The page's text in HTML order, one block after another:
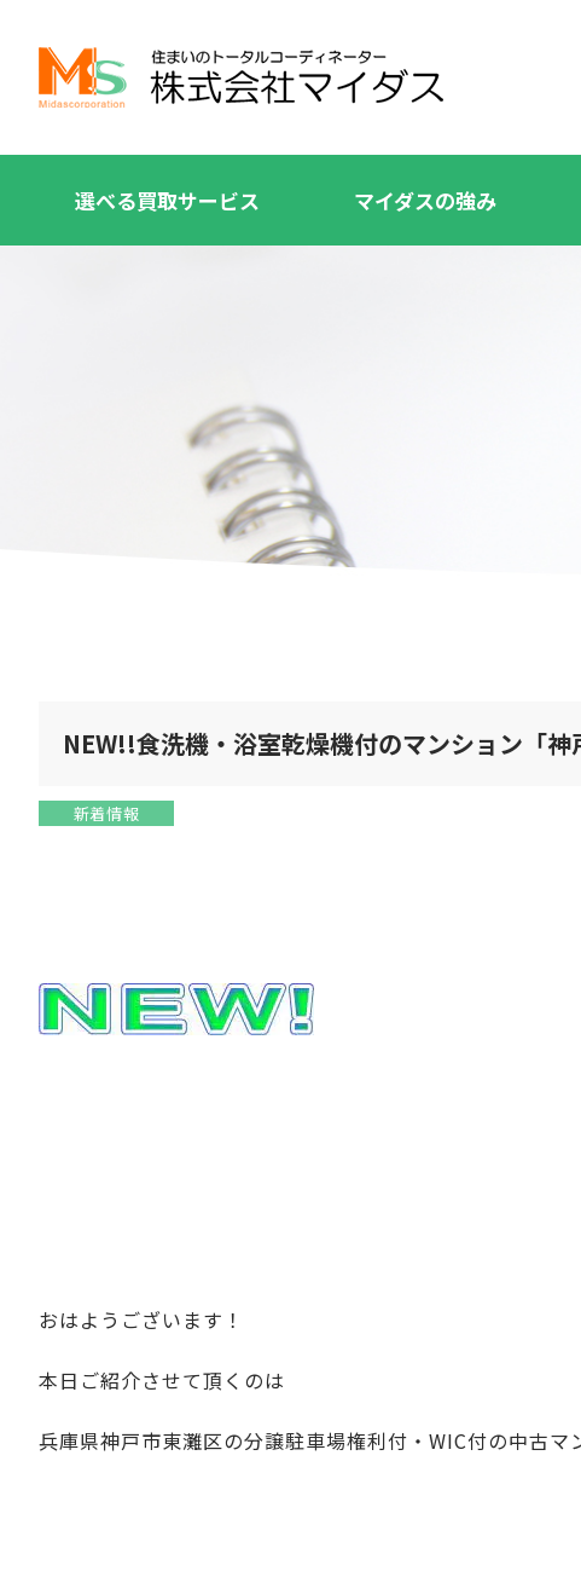
選べる買取サービス マイダスの強み
NEW!!食洗機・浴室乾燥機付のマンション「神
新着情報
おはようございます！
本日ご紹介させて頂くのは
兵庫県神戸市東灘区の分譲駐車場権利付・WIC付の中古マ